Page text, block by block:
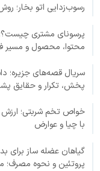
رسوب‌زدایی اتو بخار؛
پرسونای مشتری چیست؟؛
محتوا، محصول و مسیر
پخش، تکرار و حقایق
خواص تخم شربتی؛ ارزش
با چیا و عوارض
گیاهان عضله ساز برای
پروتئین و نحوه مصرف؛